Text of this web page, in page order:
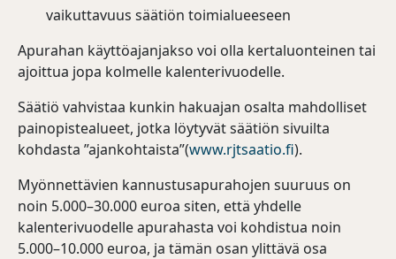
vaikuttavuus säätiön toimialueeseen
Apurahan käyttöajanjakso voi olla kertaluonteinen tai
ajoittua jopa kolmelle kalenterivuodelle.
Säätiö vahvistaa kunkin hakuajan osalta mahdolliset
painopistealueet, jotka löytyvät säätiön sivuilta
kohdasta ”ajankohtaista”(www.rjtsaatio.fi).
Myönnettävien kannustusapurahojen suuruus on
noin 5.000–30.000 euroa siten, että yhdelle
kalenterivuodelle apurahasta voi kohdistua noin
5.000–10.000 euroa, ja tämän osan ylittävä osa